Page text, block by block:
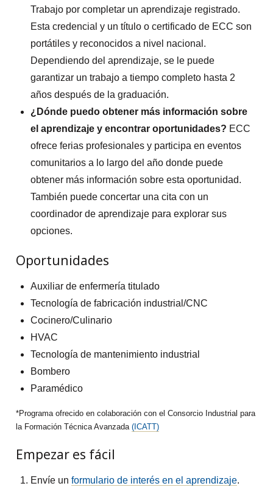
Trabajo por completar un aprendizaje registrado.
Esta credencial y un título o certificado de ECC son
portátiles y reconocidos a nivel nacional.
Dependiendo del aprendizaje, se le puede
garantizar un trabajo a tiempo completo hasta 2
años después de la graduación.
¿Dónde puedo obtener más información sobre
el aprendizaje y encontrar oportunidades? ECC
ofrece ferias profesionales y participa en eventos
comunitarios a lo largo del año donde puede
obtener más información sobre esta oportunidad.
También puede concertar una cita con un
coordinador de aprendizaje para explorar sus
opciones.
Oportunidades
Auxiliar de enfermería titulado
Tecnología de fabricación industrial/CNC
Cocinero/Culinario
HVAC
Tecnología de mantenimiento industrial
Bombero
Paramédico
Programa ofrecido en colaboración con el Consorcio Industrial para
la Formación Técnica Avanzada(ICATT)
Empezar es fácil
Envíe unformulario de interés en el aprendizaje.